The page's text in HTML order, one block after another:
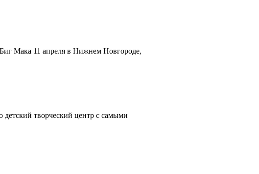
Мака 11 апреля в Нижнем Новгороде,
детский творческий центр с самыми